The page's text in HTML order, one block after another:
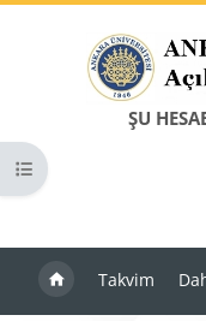
ŞU
Takvim
Kurs dizinini aç